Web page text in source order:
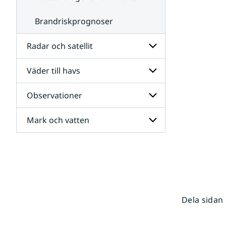
Brandriskprognoser
Radar och satellit
Undersidor
för
Radar
och
satellit
Väder till havs
Undersidor
för
Väder
till
havs
Observationer
Undersidor
för
Mark och vatten
Dela sidan